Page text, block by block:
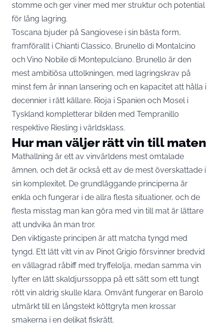
stomme och ger viner med mer struktur och potential
för lång lagring.
Toscana bjuder på Sangiovese i sin bästa form,
framförallt i Chianti Classico, Brunello di Montalcino
och Vino Nobile di Montepulciano. Brunello är den
mest ambitiösa uttolkningen, med lagringskrav på
minst fem år innan lansering och en kapacitet att hålla i
decennier i rätt källare. Rioja i Spanien och Mosel i
Tyskland kompletterar bilden med Tempranillo
respektive Riesling i världsklass.
Hur man väljer rätt vin till maten
Mathallning är ett av vinvärldens mest omtalade
ämnen, och det är också ett av de mest överskattade i
sin komplexitet. De grundläggande principerna är
enkla och fungerar i de allra flesta situationer, och de
flesta misstag man kan göra med vin till mat är lättare
att undvika än man tror.
Den viktigaste principen är att matcha tyngd med
tyngd. Ett lätt vitt vin av Pinot Grigio försvinner bredvid
en vällagrad råbiff med tryffelolja, medan samma vin
lyfter en lätt skaldjurssoppa på ett sätt som ett tungt
rött vin aldrig skulle klara. Omvänt fungerar en Barolo
utmärkt till en långstekt köttgryta men krossar
smakerna i en delikat fiskrätt.